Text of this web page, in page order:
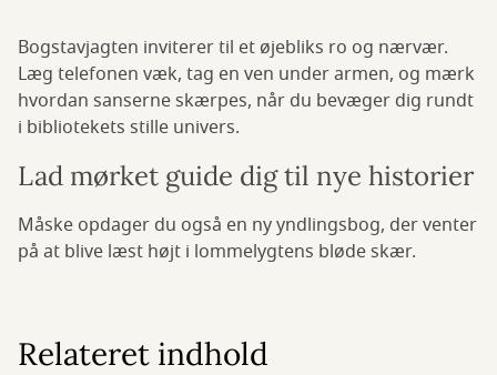
Bogstavjagten inviterer til et øjebliks ro og nærvær.
Læg telefonen væk, tag en ven under armen, og mærk
hvordan sanserne skærpes, når du bevæger dig rundt
i bibliotekets stille univers.
Lad mørket guide dig til nye historier
Måske opdager du også en ny yndlingsbog, der venter
på at blive læst højt i lommelygtens bløde skær.
Relateret indhold